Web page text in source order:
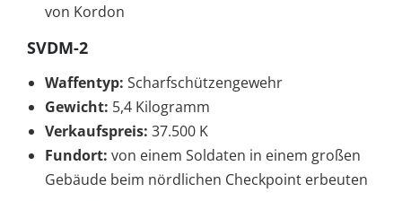
von Kordon
SVDM-2
Waffentyp: Scharfschützengewehr
Gewicht: 5,4 Kilogramm
Verkaufspreis: 37.500 K
Fundort: von einem Soldaten in einem großen
Gebäude beim nördlichen Checkpoint erbeuten